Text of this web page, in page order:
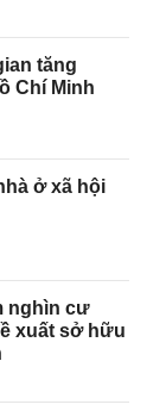
tăng
Chí Minh
ở xã hội
nghìn cư
xuất sở hữu